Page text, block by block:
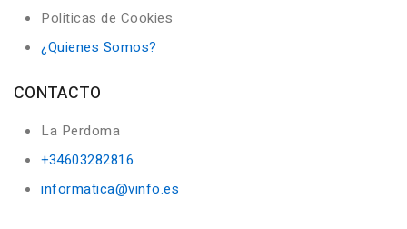
Politicas de Cookies
¿Quienes Somos?
CONTACTO
La Perdoma
+34603282816
informatica@vinfo.es